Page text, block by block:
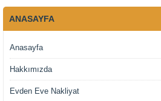
ANASAYFA
Anasayfa
Hakkımızda
Evden Eve Nakliyat